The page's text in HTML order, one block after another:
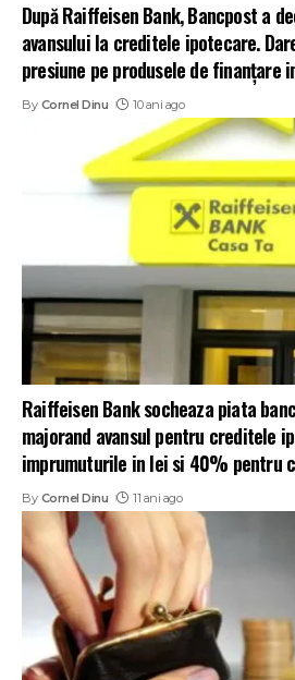
După Raiffeisen Bank, Bancpost a
avansului la creditele ipotecare.
presiune pe produsele de finanțare
By Cornel Dinu 10 ani ago
Raiffeisen Bank socheaza piata
majorand avansul pentru creditele
imprumuturile in lei si 40% pentru
By Cornel Dinu 11 ani ago